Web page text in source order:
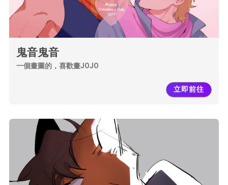
鬼音鬼音
一個畫圖的，喜歡畫JOJO
立即前往